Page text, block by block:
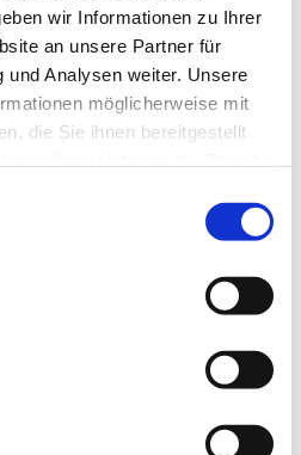
wir Informationen zu Ihrer
an unsere Partner für
und Analysen weiter. Unsere
möglicherweise mit
die Sie ihnen bereitgestellt
Sie auch